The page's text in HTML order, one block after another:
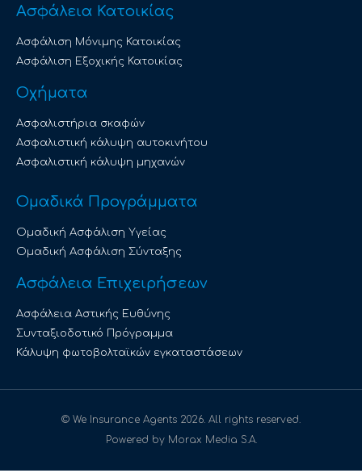
Ασφάλεια Κατοικίας
Ασφάλιση Μόνιμης Κατοικίας
Ασφάλιση Εξοχικής Κατοικίας
Οχήματα
Ασφαλιστήρια σκαφών
Ασφαλιστική κάλυψη αυτοκινήτου
Ασφαλιστική κάλυψη μηχανών
Ομαδικά Προγράμματα
Ομαδική Ασφάλιση Υγείας
Ομαδική Ασφάλιση Σύνταξης
Ασφάλεια Επιχειρήσεων
Ασφάλεια Αστικής Ευθύνης
Συνταξιοδοτικό Πρόγραμμα
Κάλυψη φωτοβολταϊκών εγκαταστάσεων
© We Insurance Agents 2026. All rights reserved.
Powered by Morax Media S.A.